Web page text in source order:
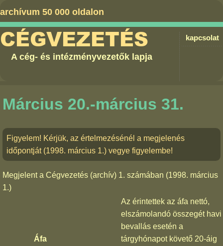
archívum 50 000 oldalon
kapcsolat
CÉGVEZETÉS
A cég- és intézményvezetők lapja
Március 20.-március 31.
Figyelem! Kérjük, az értelmezésénél a megjelenés
időpontját (1998. március 1.) vegye figyelembe!
Megjelent a Cégvezetés (archív) 1. számában (1998. március
1.)
Áfa
Az érintettek az áfa nettó,
elszámolandó összegét havi
bevallás esetén a
tárgyhónapot követő 20-áig